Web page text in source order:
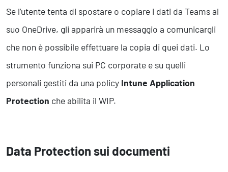
Se l’utente tenta di spostare o copiare i dati da Teams al
suo OneDrive, gli apparirà un messaggio a comunicargli
che non è possibile effettuare la copia di quei dati. Lo
strumento funziona sui PC corporate e su quelli
personali gestiti da una policy Intune Application
Protection che abilita il WIP.
Data Protection sui documenti